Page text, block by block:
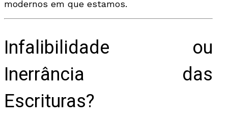
modernos em que estamos.
Infalibilidade ou
Inerrância das
Escrituras?